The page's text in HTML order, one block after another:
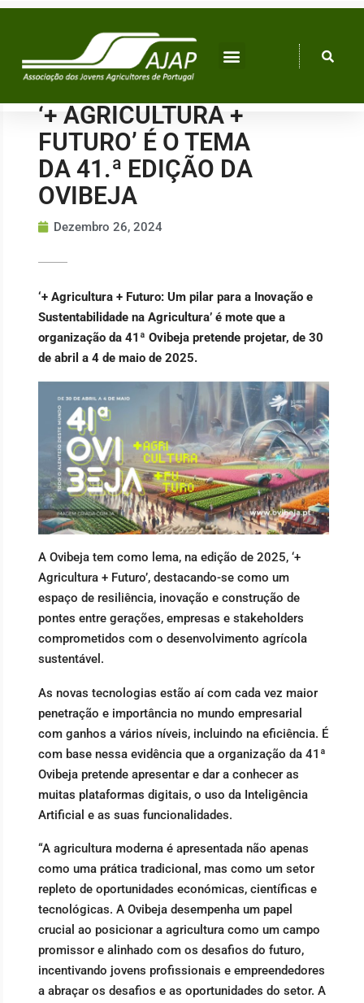
Skip
‘+ AGRICULTURA +
FUTURO’ É O TEMA
DA 41.ª EDIÇÃO DA
OVIBEJA
Dezembro 26, 2024
‘+ Agricultura + Futuro: Um pilar para a Inovação e
Sustentabilidade na Agricultura’ é mote que a
organização da 41ª Ovibeja pretende projetar, de 30
de abril a 4 de maio de 2025.
A Ovibeja tem como lema, na edição de 2025, ‘+
Agricultura + Futuro’, destacando-se como um
espaço de resiliência, inovação e construção de
pontes entre gerações, empresas e stakeholders
comprometidos com o desenvolvimento agrícola
sustentável.
As novas tecnologias estão aí com cada vez maior
penetração e importância no mundo empresarial
com ganhos a vários níveis, incluindo na eficiência. É
com base nessa evidência que a organização da 41ª
Ovibeja pretende apresentar e dar a conhecer as
muitas plataformas digitais, o uso da Inteligência
Artificial e as suas funcionalidades.
“A agricultura moderna é apresentada não apenas
como uma prática tradicional, mas como um setor
repleto de oportunidades económicas, científicas e
tecnológicas. A Ovibeja desempenha um papel
crucial ao posicionar a agricultura como um campo
promissor e alinhado com os desafios do futuro,
incentivando jovens profissionais e empreendedores
a abraçar os desafios e as oportunidades do setor. A